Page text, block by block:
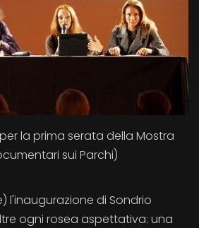
la prima serata della Mostra
sui Parchi)
l'inaugurazione di Sondrio
ogni rosea aspettativa: una